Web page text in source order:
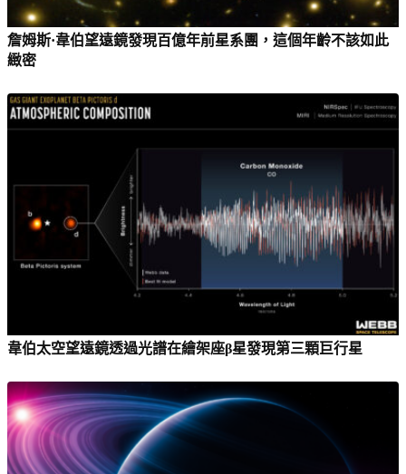
詹姆斯·韋伯望遠鏡發現百億年前星系團，這個年齡不該如此
緻密
韋伯太空望遠鏡透過光譜在繪架座β星發現第三顆巨行星